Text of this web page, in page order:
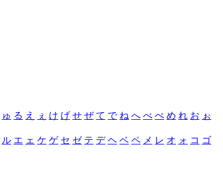
ゅ る え ぇ け げ せ ぜ て で ね へ べ ぺ め れ お ぉ
ル エ ェ ケ ゲ セ ゼ テ デ ヘ ベ ペ メ レ オ ォ コ ゴ